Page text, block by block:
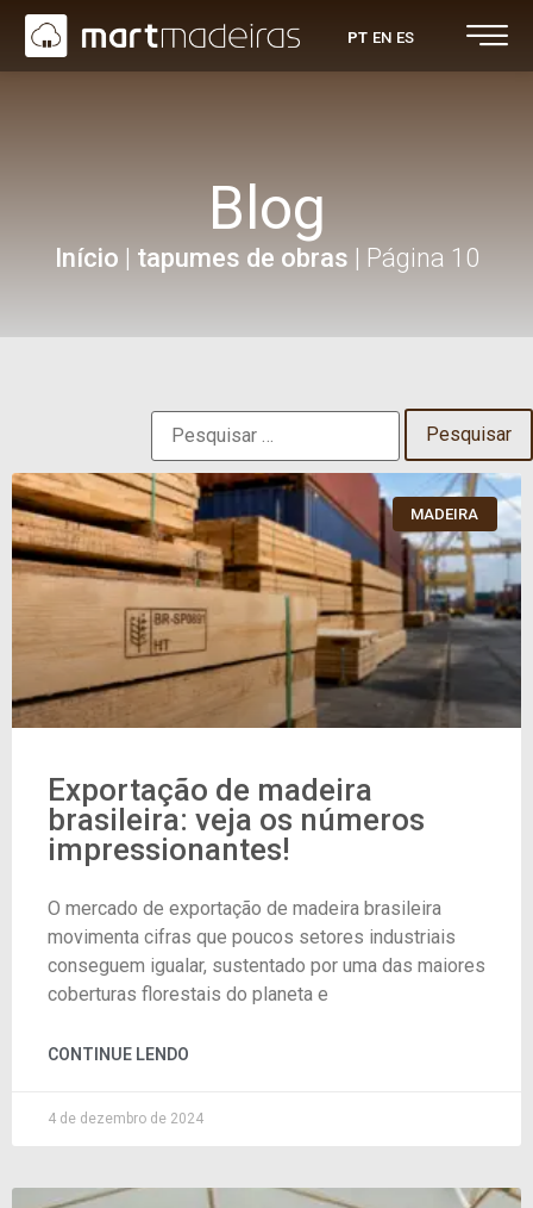
PT EN ES
Blog
Início | tapumes de obras | Página 10
MADEIRA
Exportação de madeira
brasileira: veja os números
impressionantes!
O mercado de exportação de madeira brasileira
movimenta cifras que poucos setores industriais
conseguem igualar, sustentado por uma das maiores
coberturas florestais do planeta e
CONTINUE LENDO
4 de dezembro de 2024